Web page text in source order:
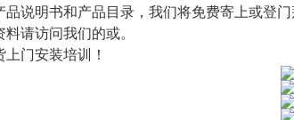
品说明书和产品目录，我们将免费寄上或登
请访问我们的或。
门安装培训！